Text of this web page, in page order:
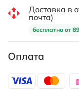
Доставка в
почта)
бесплатно от
Оплата